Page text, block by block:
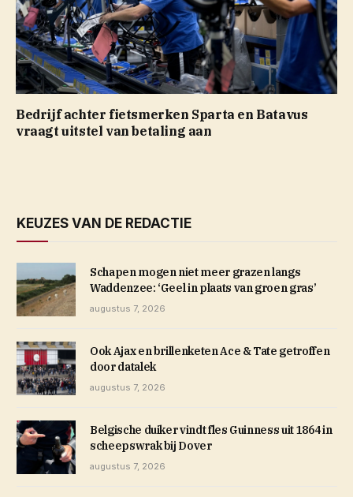
Bedrijf achter fietsmerken Sparta en Batavus
vraagt uitstel van betaling aan
KEUZES VAN DE REDACTIE
Schapen mogen niet meer grazen langs
Waddenzee: ‘Geel in plaats van groen gras’
augustus 7, 2026
Ook Ajax en brillenketen Ace & Tate getroffen
door datalek
augustus 7, 2026
Belgische duiker vindt fles Guinness uit 1864 in
scheepswrak bij Dover
augustus 7, 2026